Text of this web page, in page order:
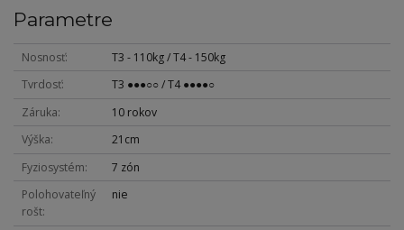
Parametre
Nosnosť
T3 - 110kg / T4 - 150kg
Tvrdosť
T3 ●●●○○ / T4 ●●●●○
Záruka
10 rokov
Výška
21cm
Fyziosystém
7 zón
Polohovateľný
rošt
nie